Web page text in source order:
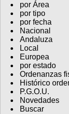
por Área
por tipo
por fecha
Nacional
Andaluza
Local
Europea
por estado
Ordenanzas
Histórico
P.G.O.U.
Novedades
Buscar